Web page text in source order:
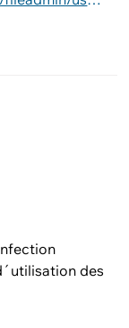
des